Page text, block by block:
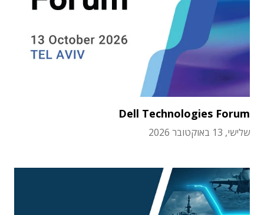
Dell Technologies Forum
שלישי, 13 באוקטובר 2026